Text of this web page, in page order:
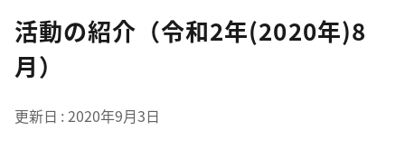
活動の紹介（令和2年(2020年)8
月）
更新日 2020年9月3日